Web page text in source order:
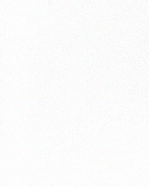
JE ME DÉPLACE AVEC
EN FAUTEUIL ROULANT.
JE SUIS CLAUSTROPHOBE
JE SUIS AVEC UN